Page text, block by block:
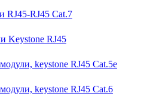
RJ45-RJ45 Cat.7
Keystone RJ45
keystone RJ45 Cat.5e
keystone RJ45 Cat.6